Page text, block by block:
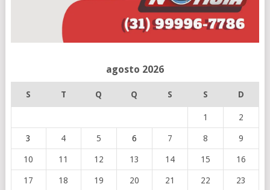
agosto 2026
S T Q Q S S D
1 2
3 4 5 6 7 8 9
10 11 12 13 14 15 16
17 18 19 20 21 22 23